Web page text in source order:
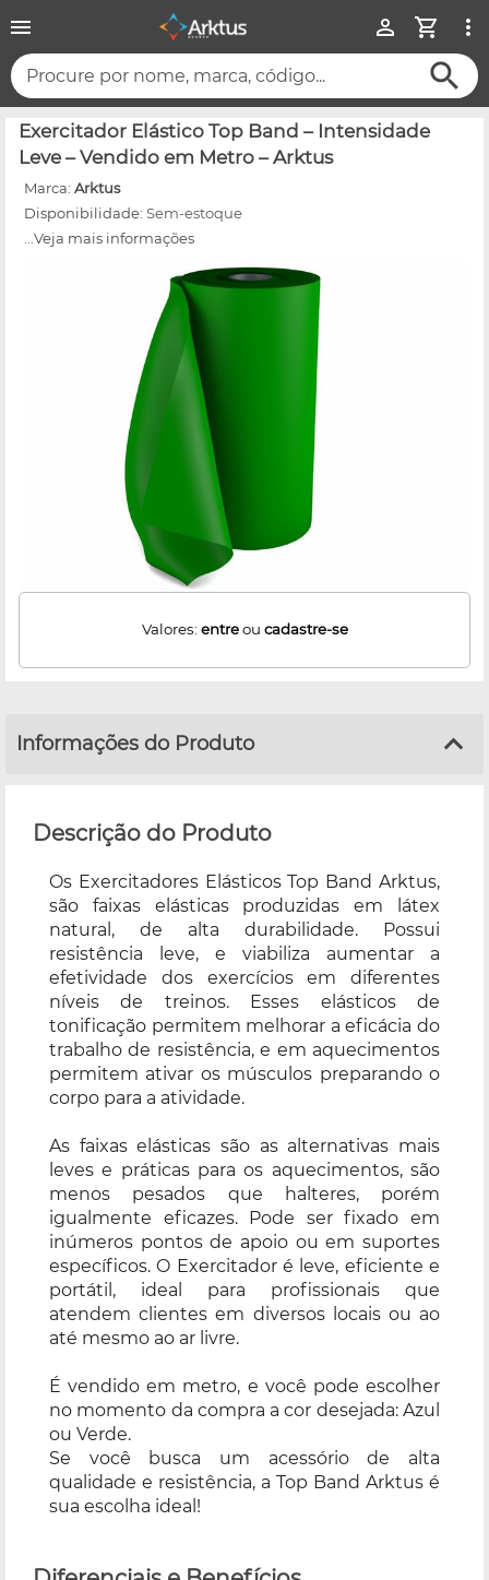
Procure por nome, marca, código...
Exercitador Elástico Top Band – Intensidade
Leve – Vendido em Metro – Arktus
Marca: Arktus
Disponibilidade: Sem-estoque
...Veja mais informações
Valores: entreou cadastre-se
Informações do Produto
Descrição do Produto
Os Exercitadores Elásticos Top Band Arktus,
são faixas elásticas produzidas em látex
natural, de alta durabilidade. Possui
resistência leve, e viabiliza aumentar a
efetividade dos exercícios em diferentes
níveis de treinos. Esses elásticos de
tonificação permitem melhorar a eficácia do
trabalho de resistência, e em aquecimentos
permitem ativar os músculos preparando o
corpo para a atividade.
As faixas elásticas são as alternativas mais
leves e práticas para os aquecimentos, são
menos pesados que halteres, porém
igualmente eficazes. Pode ser fixado em
inúmeros pontos de apoio ou em suportes
específicos. O Exercitador é leve, eficiente e
portátil, ideal para profissionais que
atendem clientes em diversos locais ou ao
até mesmo ao ar livre.
É vendido em metro, e você pode escolher
no momento da compra a cor desejada: Azul
ou Verde.
Se você busca um acessório de alta
qualidade e resistência, a Top Band Arktus é
sua escolha ideal!